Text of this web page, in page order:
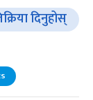
दिनुहोस्